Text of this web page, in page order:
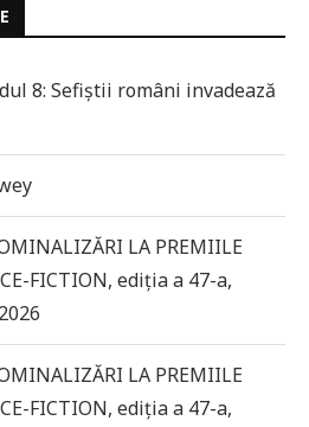
8: Sefiștii români invadează
LA PREMIILE
FICTION, ediția a 47-a,
LA PREMIILE
FICTION, ediția a 47-a,